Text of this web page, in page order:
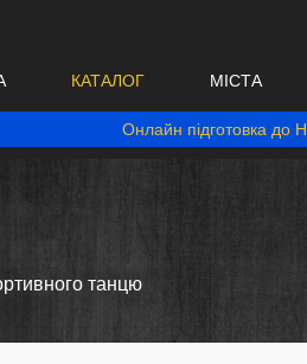
КАТАЛОГ МІСТА
Онлайн підготовка до
танцю